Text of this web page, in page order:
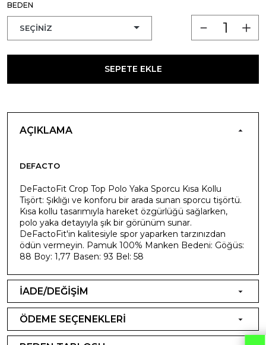
BEDEN
SEPETE EKLE
AÇIKLAMA
DEFACTO
DeFactoFit Crop Top Polo Yaka Sporcu Kısa Kollu
Tişört: Şıklığı ve konforu bir arada sunan sporcu tişörtü.
Kısa kollu tasarımıyla hareket özgürlüğü sağlarken,
polo yaka detayıyla şık bir görünüm sunar.
DeFactoFit'in kalitesiyle spor yaparken tarzınızdan
ödün vermeyin. Pamuk 100% Manken Bedeni: Göğüs:
88 Boy: 1,77 Basen: 93 Bel: 58
İADE/DEĞİŞİM
ÖDEME SEÇENEKLERİ